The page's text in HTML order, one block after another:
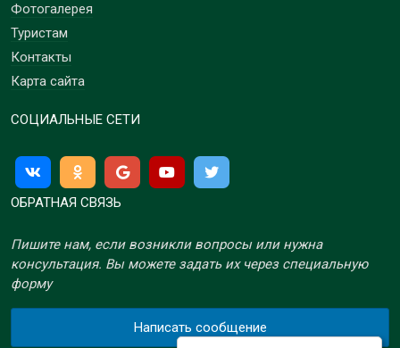
Фотогалерея
Туристам
Контакты
Карта сайта
СОЦИАЛЬНЫЕ СЕТИ
ОБРАТНАЯ СВЯЗЬ
Пишите нам, если возникли вопросы или нужна
консультация. Вы можете задать их через специальную
форму
Написать сообщение